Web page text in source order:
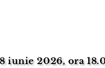
iunie 2026, ora